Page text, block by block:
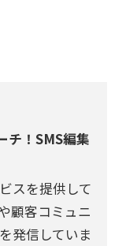
チ！SMS編集
スを提供して
顧客コミュニ
発信していま